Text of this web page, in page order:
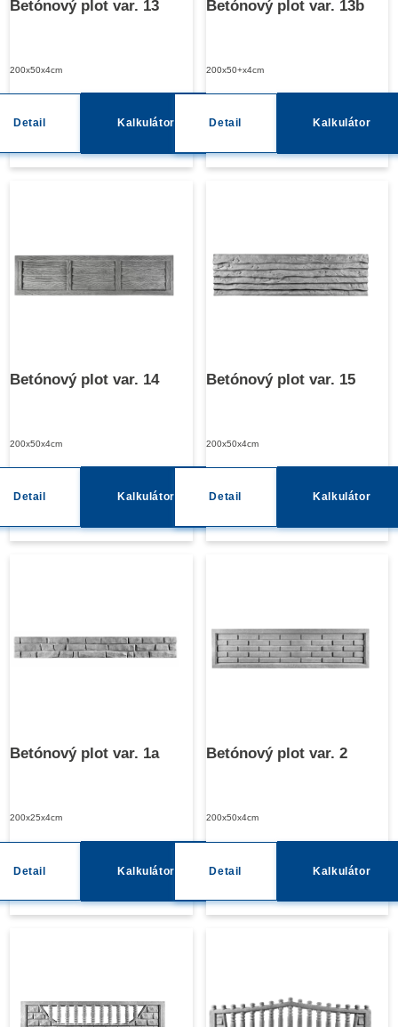
Betónový plot var. 13
200x50x4cm
Detail Kalkulátor
Betónový plot var. 13b
200x50+x4cm
Detail Kalkulátor
Betónový plot var. 14
200x50x4cm
Detail Kalkulátor
Betónový plot var. 15
200x50x4cm
Detail Kalkulátor
Betónový plot var. 1a
200x25x4cm
Detail Kalkulátor
Betónový plot var. 2
200x50x4cm
Detail Kalkulátor